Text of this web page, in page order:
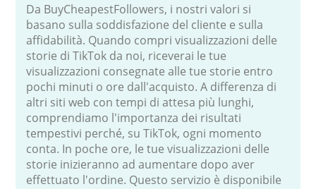
Da BuyCheapestFollowers, i nostri valori si
basano sulla soddisfazione del cliente e sulla
affidabilità. Quando compri visualizzazioni delle
storie di TikTok da noi, riceverai le tue
visualizzazioni consegnate alle tue storie entro
pochi minuti o ore dall'acquisto. A differenza di
altri siti web con tempi di attesa più lunghi,
comprendiamo l'importanza dei risultati
tempestivi perché, su TikTok, ogni momento
conta. In poche ore, le tue visualizzazioni delle
storie inizieranno ad aumentare dopo aver
effettuato l'ordine. Questo servizio è disponibile